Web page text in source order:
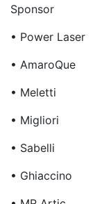
Sponsor
• Power Laser
• AmaroQue
• Meletti
• Migliori
• Sabelli
• Ghiaccino